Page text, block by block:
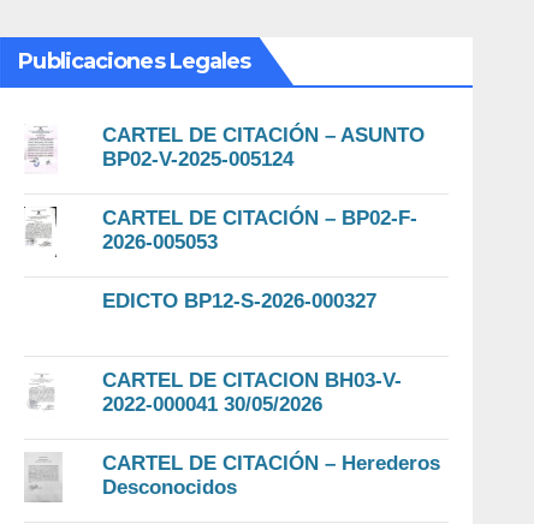
Publicaciones Legales
CARTEL DE CITACIÓN – ASUNTO
BP02-V-2025-005124
CARTEL DE CITACIÓN – BP02-F-
2026-005053
EDICTO BP12-S-2026-000327
CARTEL DE CITACION BH03-V-
2022-000041 30/05/2026
CARTEL DE CITACIÓN – Herederos
Desconocidos